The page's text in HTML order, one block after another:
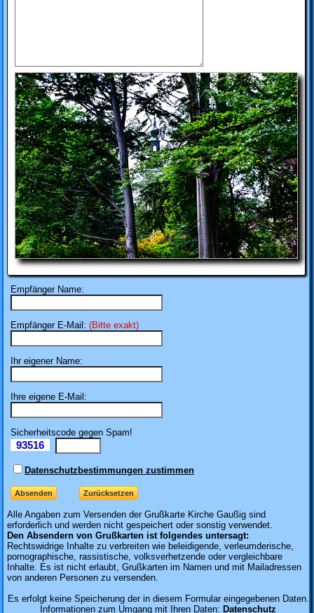
Empfänger Name:
Empfänger E-Mail: (Bitte exakt)
Ihr eigener Name:
Ihre eigene E-Mail:
Sicherheitscode gegen Spam!
93516
Datenschutzbestimmungen zustimmen
Alle Angaben zum Versenden der Grußkarte Kirche Gaußig sind
erforderlich und werden nicht gespeichert oder sonstig verwendet.
Den Absendern von Grußkarten ist folgendes untersagt:
Rechtswidrige Inhalte zu verbreiten wie beleidigende, verleumderische,
pornographische, rassistische, volksverhetzende oder vergleichbare
Inhalte. Es ist nicht erlaubt, Grußkarten im Namen und mit Mailadressen
von anderen Personen zu versenden.
Es erfolgt keine Speicherung der in diesem Formular eingegebenen Daten.
Informationen zum Umgang mit Ihren Daten: Datenschutz